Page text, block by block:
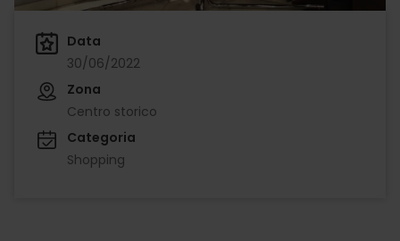
Data
30/06/2022
Zona
Centro storico
Categoria
Shopping